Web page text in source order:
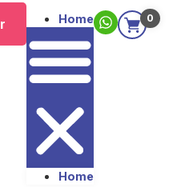
Home
Home
0